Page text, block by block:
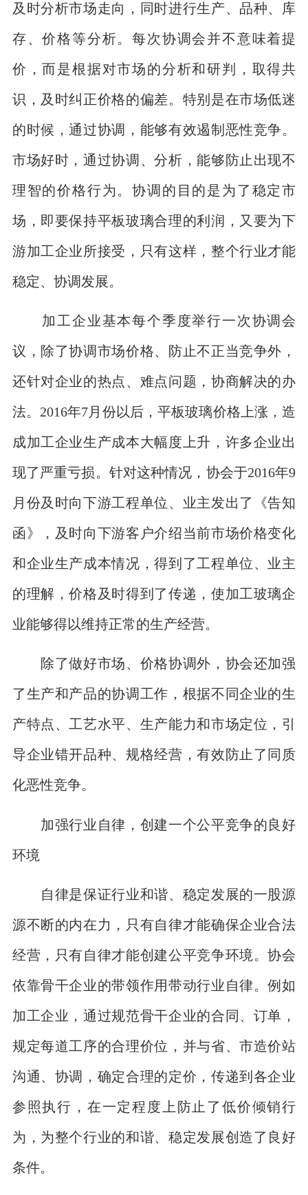
及时分析市场走向，同时进行生产、品种、库
存、价格等分析。每次协调会并不意味着提
价，而是根据对市场的分析和研判，取得共
识，及时纠正价格的偏差。特别是在市场低迷
的时候，通过协调，能够有效遏制恶性竞争。
市场好时，通过协调、分析，能够防止出现不
理智的价格行为。协调的目的是为了稳定市
场，即要保持平板玻璃合理的利润，又要为下
游加工企业所接受，只有这样，整个行业才能
稳定、协调发展。
加工企业基本每个季度举行一次协调会
议，除了协调市场价格、防止不正当竞争外，
还针对企业的热点、难点问题，协商解决的办
法。2016年7月份以后，平板玻璃价格上涨，造
成加工企业生产成本大幅度上升，许多企业出
现了严重亏损。针对这种情况，协会于2016年9
月份及时向下游工程单位、业主发出了《告知
函》，及时向下游客户介绍当前市场价格变化
和企业生产成本情况，得到了工程单位、业主
的理解，价格及时得到了传递，使加工玻璃企
业能够得以维持正常的生产经营。
除了做好市场、价格协调外，协会还加强
了生产和产品的协调工作，根据不同企业的生
产特点、工艺水平、生产能力和市场定位，引
导企业错开品种、规格经营，有效防止了同质
化恶性竞争。
加强行业自律，创建一个公平竞争的良好
环境
自律是保证行业和谐、稳定发展的一股源
源不断的内在力，只有自律才能确保企业合法
经营，只有自律才能创建公平竞争环境。协会
依靠骨干企业的带领作用带动行业自律。例如
加工企业，通过规范骨干企业的合同、订单，
规定每道工序的合理价位，并与省、市造价站
沟通、协调，确定合理的定价，传递到各企业
参照执行，在一定程度上防止了低价倾销行
为，为整个行业的和谐、稳定发展创造了良好
条件。